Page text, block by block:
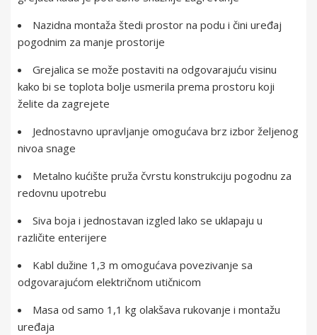
Nazidna montaža štedi prostor na podu i čini uređaj
pogodnim za manje prostorije
Grejalica se može postaviti na odgovarajuću visinu
kako bi se toplota bolje usmerila prema prostoru koji
želite da zagrejete
Jednostavno upravljanje omogućava brz izbor željenog
nivoa snage
Metalno kućište pruža čvrstu konstrukciju pogodnu za
redovnu upotrebu
Siva boja i jednostavan izgled lako se uklapaju u
različite enterijere
Kabl dužine 1,3 m omogućava povezivanje sa
odgovarajućom električnom utičnicom
Masa od samo 1,1 kg olakšava rukovanje i montažu
uređaja